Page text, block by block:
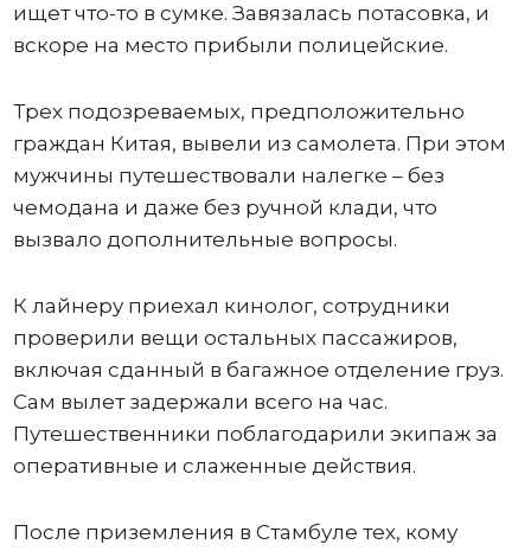
ищет что-то в сумке. Завязалась потасовка, и
вскоре на место прибыли полицейские.
Трех подозреваемых, предположительно
граждан Китая, вывели из самолета. При этом
мужчины путешествовали налегке – без
чемодана и даже без ручной клади, что
вызвало дополнительные вопросы.
К лайнеру приехал кинолог, сотрудники
проверили вещи остальных пассажиров,
включая сданный в багажное отделение груз.
Сам вылет задержали всего на час.
Путешественники поблагодарили экипаж за
оперативные и слаженные действия.
После приземления в Стамбуле тех, кому